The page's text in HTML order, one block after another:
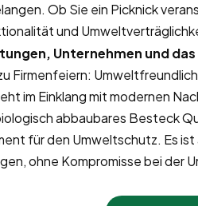
Ob Sie ein Picknick
und
Unternehmen und
Firmenfeiern:
im Einklang mit modernen
abbaubares Besteck
für den Umweltschutz. Es
ohne Kompromisse bei der